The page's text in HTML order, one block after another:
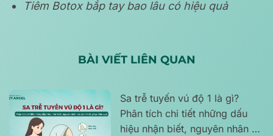
Tiêm Botox bắp tay bao lâu có hiệu quả
BÀI VIẾT LIÊN QUAN
Sa trễ tuyến vú độ 1 là gì?
Phân tích chi tiết những dấu
hiệu nhận biết, nguyên nhân và